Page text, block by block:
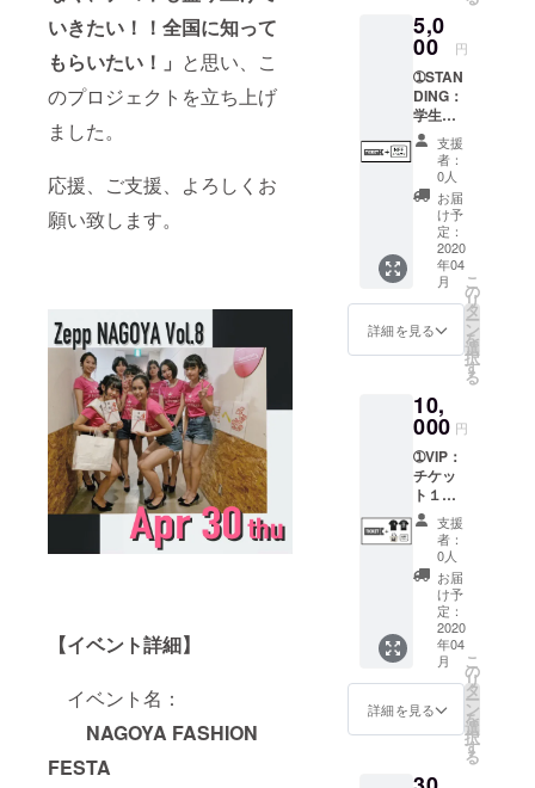
いきたい！！全国に知って
もらいたい！」 と思い、こ
のプロジェクトを立ち上げ
ました。
応援、ご支援、よろしくお
願い致します。
【イベント詳細】
イベント名：
NAGOYA FASHION
FESTA
の方に
は皆様
にお配
りいた
しま
す。 ※
チケッ
ト発送
は、イ
ベント5
日前ま
でに
は、発
送致し
ます。
商品に
関して
期間も
ありま
で、別
日発送
の場合
もござ
いま
す。 あ
らかじ
めご了
承くだ
さい。
リター
ンにつ
ご質
問、ご
センチ×
横32セ
ンチ
③NFF
限定ノ
ベル
ティ 1
ケット
発送
は、イ
ベント5
日前ま
でに
は、発
送致し
ます。
庫切れ
の制作
期間も
ありま
すの
で、別
日発送
の場合
もござ
いま
す。 あ
らかじ
めご了
承くだ
さい。
リター
ンにつ
5,0
00 円
➀STAN
DING：
学生チ
ケット2
枚 (ミ
スコン
投票券
②NFF
限定ノ
ベル
ティ 1
点 ※チ
ケット
発送
は、イ
日前ま
でに
は、発
送致し
ます。
商品に
関して
は、在
庫切れ
の制作
期間も
ありま
すの
で、別
日発送
の場合
もござ
めご了
支援
者：
0人
お届
け予
定：
2020
年04
月
詳細を見る
こ
の
リ
タ
ー
ン
を
選
択
す
る
10,
000 円
➀VIP：
チケッ
ト１
枚 (ミ
スコン
投票券
付) ※2
階の座
席にな
りま
す。
②ART-
YOICHI
ROデザ
イン
トート
グ 1点
支援
者：
0人
お届
け予
定：
2020
年04
月
詳細を見る
こ
の
リ
タ
ー
ン
を
選
択
す
る